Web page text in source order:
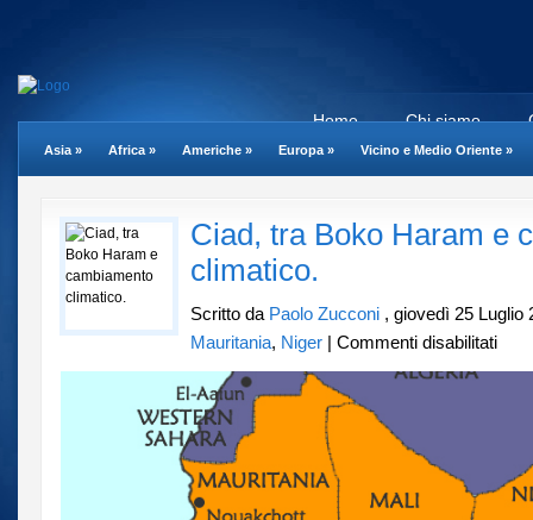
Chi siamo
Home
Asia » Africa » Americhe » Europa » Vicino e Medio Oriente »
Ciad, tra Boko Haram e
climatico.
Scritto da Paolo Zucconi , giovedì 25 Luglio
Mauritania, Niger Commenti disabilitatisu